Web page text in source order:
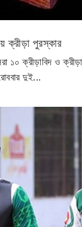
ক্রীড়া পুরস্কার
১০ ক্রীড়াবিদ ও
দুই...